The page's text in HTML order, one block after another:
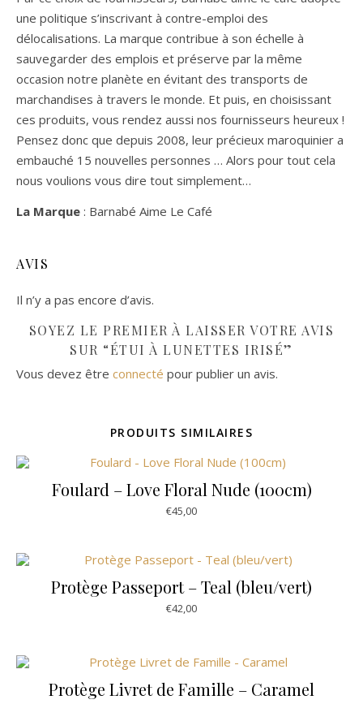
une politique s’inscrivant à contre-emploi des
délocalisations. La marque contribue à son échelle à
sauvegarder des emplois et préserve par la même
occasion notre planète en évitant des transports de
marchandises à travers le monde. Et puis, en choisissant
ces produits, vous rendez aussi nos fournisseurs heureux !
Pensez donc que depuis 2008, leur précieux maroquinier a
embauché 15 nouvelles personnes … Alors pour tout cela
nous voulions vous dire tout simplement…
La Marque : Barnabé Aime Le Café
AVIS
Il n’y a pas encore d’avis.
SOYEZ LE PREMIER À LAISSER VOTRE AVIS
SUR “ÉTUI À LUNETTES IRISÉ”
Vous devez être connecté pour publier un avis.
PRODUITS SIMILAIRES
Foulard – Love Floral Nude (100cm)
€45,00
Protège Passeport – Teal (bleu/vert)
€42,00
Protège Livret de Famille – Caramel